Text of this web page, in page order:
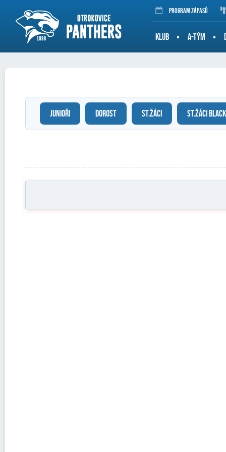
Program zápasů
KLUB A-TÝM
JUNIOŘI DOROST ST.ŽÁCI ST.ŽÁCI BLACK